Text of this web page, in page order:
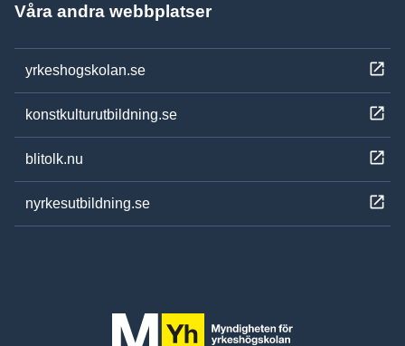
Våra andra webbplatser
yrkeshogskolan.se
konstkulturutbildning.se
blitolk.nu
nyrkesutbildning.se